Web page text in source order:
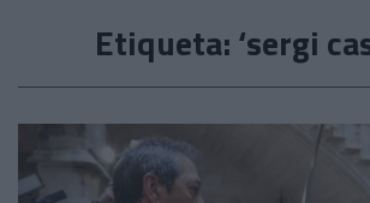
Etiqueta: ‘sergi